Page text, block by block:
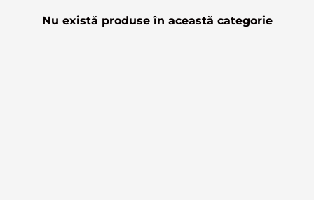
Nu există produse în această categorie